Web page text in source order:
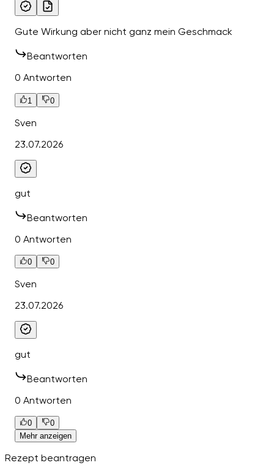
Gute Wirkung aber nicht ganz mein Geschmack
Beantworten
0 Antworten
1 0
Sven
23.07.2026
gut
Beantworten
0 Antworten
0 0
Sven
23.07.2026
gut
Beantworten
0 Antworten
0
0
Mehr anzeigen
Rezept beantragen